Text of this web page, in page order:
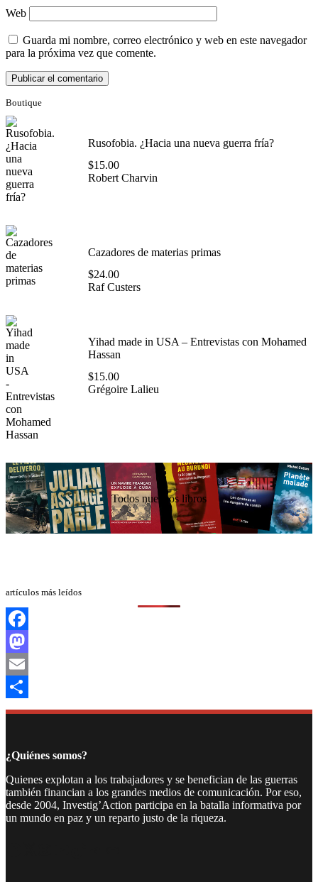
Web
Guarda mi nombre, correo electrónico y web en este navegador
para la próxima vez que comente.
Boutique
Rusofobia. ¿Hacia una nueva guerra fría?
$15.00
Robert Charvin
Cazadores de materias primas
$24.00
Raf Custers
Yihad made in USA – Entrevistas con Mohamed
Hassan
$15.00
Grégoire Lalieu
Todos nuestros libros
artículos más leídos
Facebook
Mastodon
Email
Compartir
¿Quiénes somos?
Quienes explotan a los trabajadores y se benefician de las guerras
también financian a los grandes medios de comunicación. Por eso,
desde 2004, Investig’Action participa en la batalla informativa por
un mundo en paz y un reparto justo de la riqueza.